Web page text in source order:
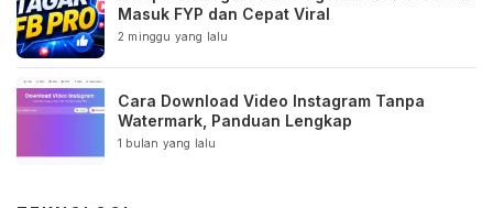
Masuk FYP dan Cepat Viral
2 minggu yang lalu
Cara Download Video Instagram Tanpa
Watermark, Panduan Lengkap
1 bulan yang lalu